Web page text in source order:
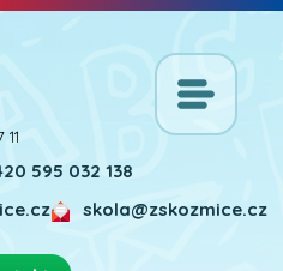
595 032 138
skola@zskozmice.cz